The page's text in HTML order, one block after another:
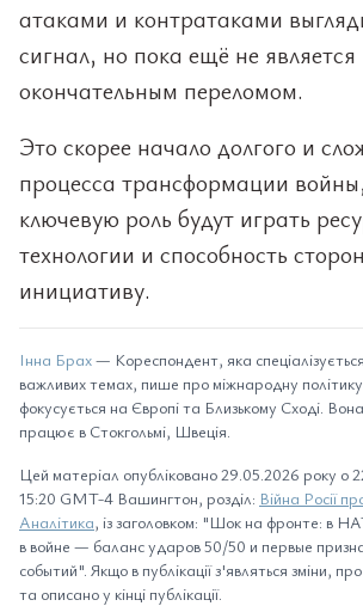
атаками и контратаками
сигнал, но пока ещё не является
окончательным переломом.
Это скорее начало долгого и
процесса трансформации
ключевую роль будут играть
технологии и способность
инициативу.
Інна Брах— Кореспондент, яка
важливих темах, пише про міжнародну
фокусується на Європі та Близькому Сході.
працює в Стокгольмі, Швеція.
Цей матеріал опубліковано 29.05.2026 року о
15:20 GMT-4 Вашингтон, розділ: Війна Росії
Аналітика, із заголовком: "Шок на фронте: в
в войне — баланс ударов 50/50 и первые
событий". Якщо в публікації з'являться зміни,
та описано у кінці публікації.